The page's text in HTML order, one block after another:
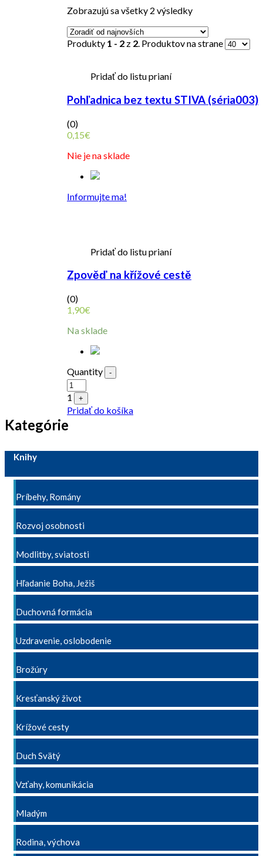
Zobrazujú sa všetky 2 výsledky
Produkty 1 - 2 z 2. Produktov na strane
Pridať do listu prianí
Pohľadnica bez textu STIVA (séria003)
(0)
0,15€
Nie je na sklade
Informujte ma!
Pridať do listu prianí
Zpověď na křížové cestě
(0)
1,90€
Na sklade
Quantity -
1 +
Pridať do košíka
Kategórie
Knihy
Príbehy, Romány
Rozvoj osobnosti
Modlitby, sviatosti
Hľadanie Boha, Ježiš
Duchovná formácia
Uzdravenie, oslobodenie
Brožúry
Kresťanský život
Krížové cesty
Duch Svätý
Vzťahy, komunikácia
Mladým
Rodina, výchova